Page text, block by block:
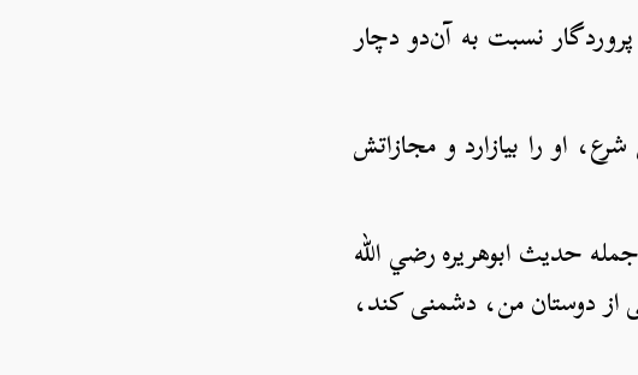
پروردگار نسبت به آن‌دو دچار
او را بیازارد و مجازاتش
حدیث ابوهریره رضي الله
از دوستان من، دشمنی کند،